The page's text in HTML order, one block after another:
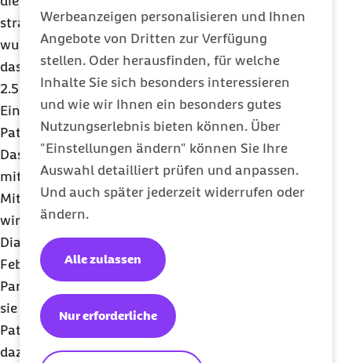
Werbeanzeigen personalisieren und Ihnen
Angebote von Dritten zur Verfügung
stellen. Oder herausfinden, für welche
Inhalte Sie sich besonders interessieren
und wie wir Ihnen ein besonders gutes
Nutzungserlebnis bieten können. Über
"Einstellungen ändern" können Sie Ihre
Auswahl detailliert prüfen und anpassen.
Und auch später jederzeit widerrufen oder
ändern.
Nur erforderliche
Alle zulassen
strategische Dienste das Projekt leitete. „Ebenso
wurden 17.500 Tonnen Kohlendioxid eingespart –
das entspricht in etwa dem Energieverbrauch von
2.500 Haushalten in einem Jahr. Und diese
Einsparungen gingen keineswegs zu Lasten der
Patientenzufriedenheit, die wir ebenfalls erhoben.“
Das
Wexner Medical Center ist ein Großklinikum
mit über 100 Gebäuden und etwa 23.000
Mitarbeitenden. „Seit Beginn der Pandemie haben
wir 768.970 Telesprechstunden durchgeführt”, sagt
Dial. „Zum Vergleich: Zwischen Juli 2019 und
Februar 2020 waren es gerade mal 800. Wenn die
Pandemie also etwas Positives hatte, dann, dass
sie sowohl Behandelnde als auch Patientinnen und
Patienten aus ihrer Komfortzone gedrängt und
dazu gebracht hat, Telemedizin auszuprobieren.“